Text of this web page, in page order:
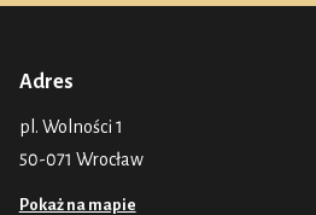
Adres
pl. Wolności 1
50-071 Wrocław
Pokaż na mapie